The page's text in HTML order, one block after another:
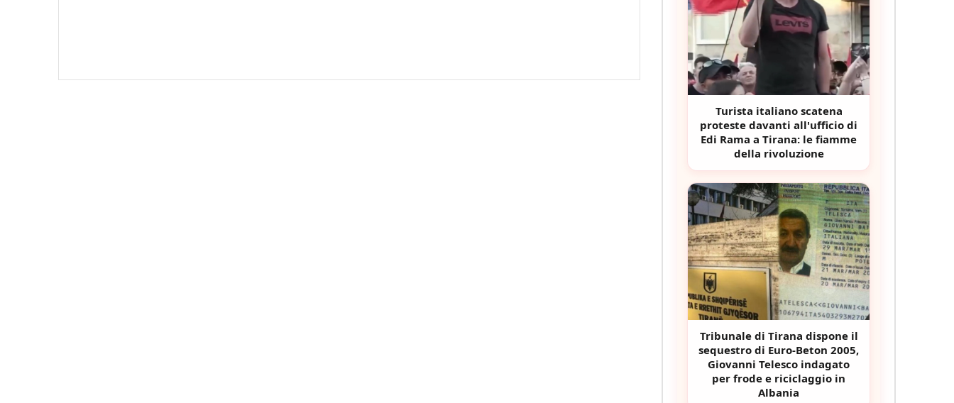
Turista italiano scatena
proteste davanti all'ufficio di
Edi Rama a Tirana: le fiamme
della rivoluzione
Tribunale di Tirana dispone il
sequestro di Euro-Beton 2005,
Giovanni Telesco indagato
per frode e riciclaggio in
Albania